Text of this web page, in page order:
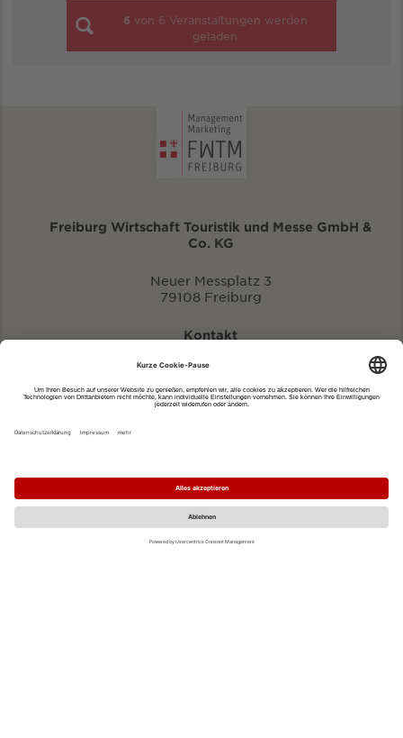
6 von 6 Veranstaltungen werden
geladen
Freiburg Wirtschaft Touristik und Messe GmbH &
Co. KG
Neuer Messplatz 3
79108 Freiburg
Kontakt
eventportal@fwtm.de
Impressum